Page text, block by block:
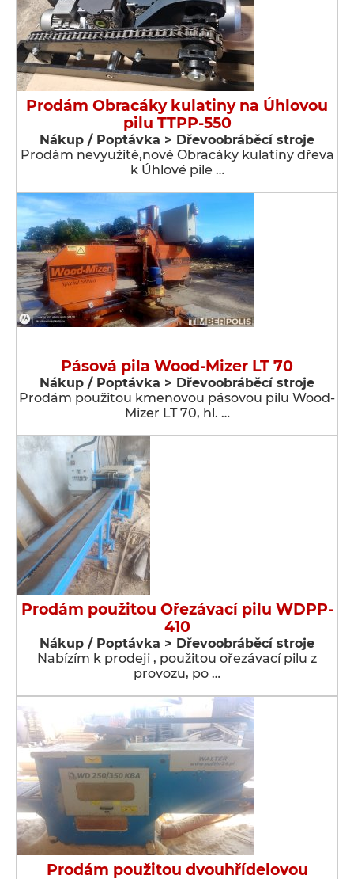
Prodám Obracáky kulatiny na Úhlovou
pilu TTPP-550
Nákup / Poptávka > Dřevoobráběcí stroje
Prodám nevyužité,nové Obracáky kulatiny dřeva
k Úhlové pile …
Pásová pila Wood-Mizer LT 70
Nákup / Poptávka > Dřevoobráběcí stroje
Prodám použitou kmenovou pásovou pilu Wood-
Mizer LT 70, hl. …
Prodám použitou Ořezávací pilu WDPP-
410
Nákup / Poptávka > Dřevoobráběcí stroje
Nabízím k prodeji , použitou ořezávací pilu z
provozu, po …
Prodám použitou dvouhřídelovou